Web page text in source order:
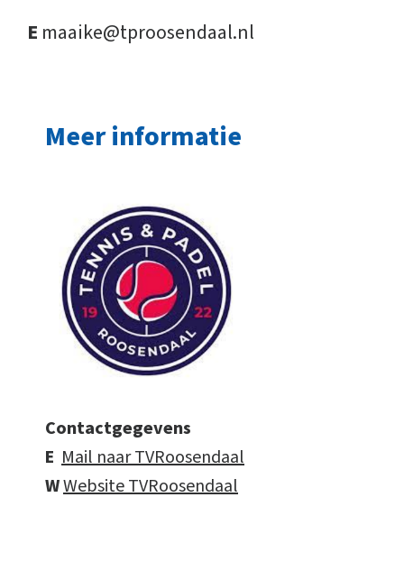
E maaike@tproosendaal.nl
Meer informatie
Contactgegevens
E Mail naar TVRoosendaal
WWebsite TVRoosendaal